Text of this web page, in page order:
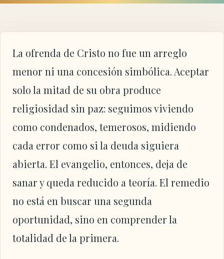
La ofrenda de Cristo no fue un arreglo
menor ni una concesión simbólica. Aceptar
solo la mitad de su obra produce
religiosidad sin paz: seguimos viviendo
como condenados, temerosos, midiendo
cada error como si la deuda siguiera
abierta. El evangelio, entonces, deja de
sanar y queda reducido a teoría. El remedio
no está en buscar una segunda
oportunidad, sino en comprender la
totalidad de la primera.